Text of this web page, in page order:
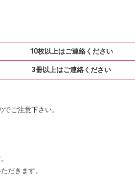
10枚以上はご連絡ください
3冊以上はご連絡ください
ご注意下さい。
だきます。